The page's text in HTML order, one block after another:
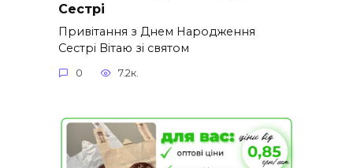
Сестрі
Привітання з Днем Народження
Сестрі Вітаю зі святом
0 7.2к.